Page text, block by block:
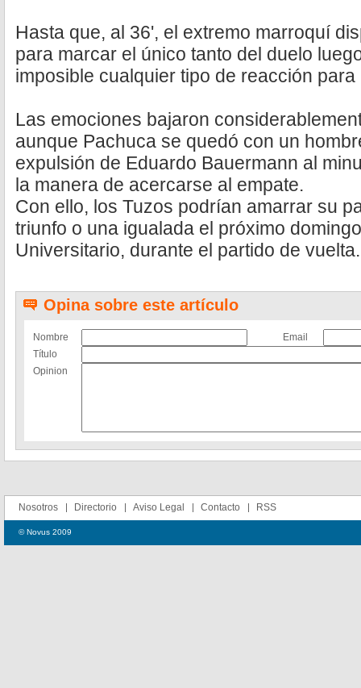
Hasta que, al 36', el extremo marroquí
para marcar el único tanto del duelo
imposible cualquier tipo de reacción para
Las emociones bajaron
aunque Pachuca se quedó con un
expulsión de Eduardo Bauermann al
la manera de acercarse al empate.
Con ello, los Tuzos podrían amarrar su
triunfo o una igualada el próximo
Universitario, durante el partido de vuelta.
Opina sobre este artículo
Nombre
Email
Título
Opinion
Nosotros Directorio Aviso Legal Contacto RSS
© Novus 2009